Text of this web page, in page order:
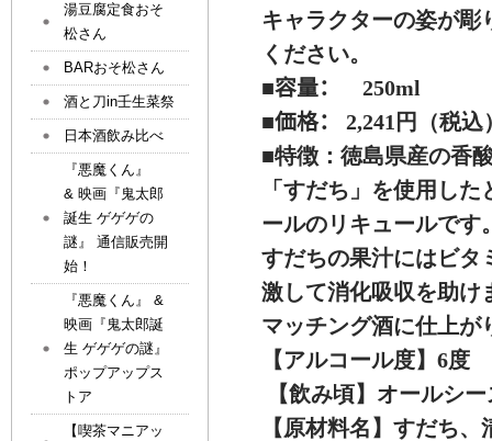
キャラクターの姿が彫
ください。
■容量：250ml
■価格：
2,241円（税込
■特徴：徳島県産の香
「すだち」を使用し
ールのリキュールです
すだちの果汁にはビタ
激して消化吸収を助け
マッチング酒に仕上が
【アルコール度】6
【飲み頃】オールシ
【原材料名】すだち、
湯豆腐定食おそ
松さん
BARおそ松さん
酒と刀in壬生菜祭
日本酒飲み比べ
『悪魔くん』
& 映画『鬼太郎
誕生 ゲゲゲの
謎』 通信販売開
始！
『悪魔くん』 &
映画『鬼太郎誕
生 ゲゲゲの謎』
ポップアップス
トア
【喫茶マニアッ